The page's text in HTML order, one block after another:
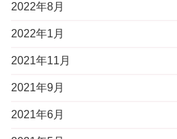
2022年8月
2022年1月
2021年11月
2021年9月
2021年6月